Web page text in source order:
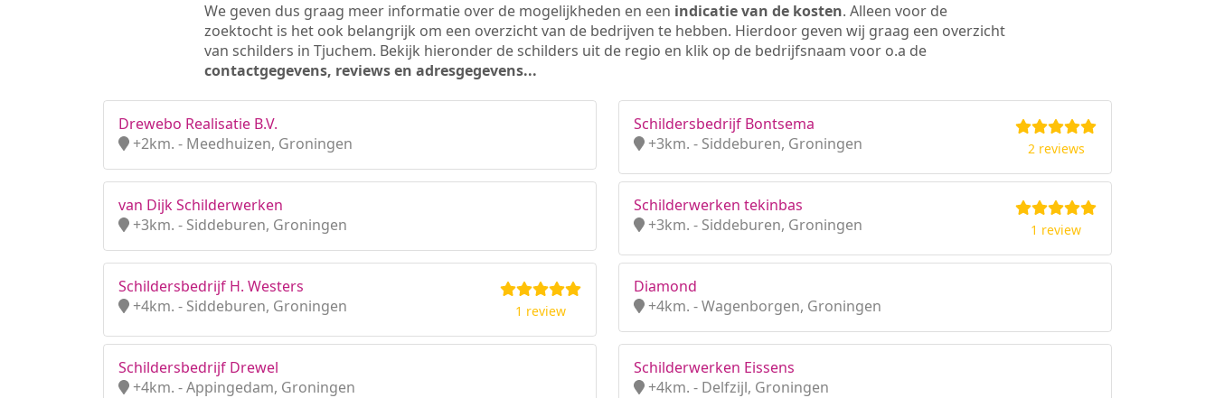
We geven dus graag meer informatie over de mogelijkheden en een indicatie van de kosten. Alleen voor de
zoektocht is het ook belangrijk om een overzicht van de bedrijven te hebben. Hierdoor geven wij graag een overzicht
van schilders in Tjuchem. Bekijk hieronder de schilders uit de regio en klik op de bedrijfsnaam voor o.a de
contactgegevens, reviews en adresgegevens...
Drewebo Realisatie B.V.
+2km. - Meedhuizen, Groningen
Schildersbedrijf Bontsema
+3km. - Siddeburen, Groningen
2 reviews
van Dijk Schilderwerken
+3km. - Siddeburen, Groningen
Schilderwerken tekinbas
+3km. - Siddeburen, Groningen
1 review
Schildersbedrijf H. Westers
+4km. - Siddeburen, Groningen
1 review
Diamond
+4km. - Wagenborgen, Groningen
Schildersbedrijf Drewel
+4km. - Appingedam, Groningen
Schilderwerken Eissens
+4km. - Delfzijl, Groningen